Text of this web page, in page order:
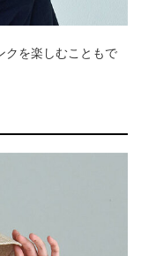
クを楽しむこともで